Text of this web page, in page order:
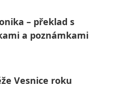
– překlad s
a poznámkami
Vesnice roku